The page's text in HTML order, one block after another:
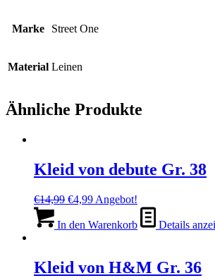
Marke Street One
Material Leinen
Ähnliche Produkte
Kleid von debute Gr. 38
€14,99 Ursprünglicher
war:
€4,99Aktueller
ist:
Angebot!
In den Warenkorb Details
Kleid von H&M Gr. 36